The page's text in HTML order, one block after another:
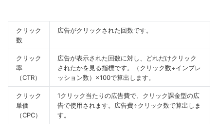
クリック
数
広告がクリックされた回数です。
クリック
率
（CTR）
広告が表示された回数に対し、どれだけクリック
されたかを見る指標です。（クリック数÷インプレ
ッション数）×100で算出します。
クリック
単価
（CPC）
1クリック当たりの広告費で、クリック課金型の広
告で使用されます。広告費÷クリック数で算出しま
す。